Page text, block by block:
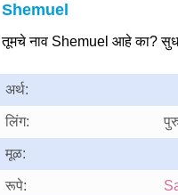
Shemuel
तूमचे नाव Shemuel आहे का?
अर्थ:
लिंग:
मूळ:
रूपे: